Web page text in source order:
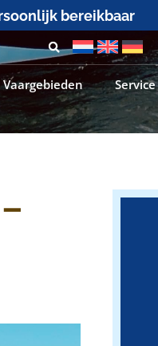
zeilervaring
Vaargebieden Service